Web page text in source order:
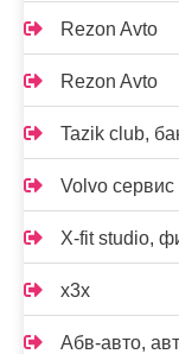
Rezon Avto
Rezon Avto
Tazik club,
Volvo
X-fit studio,
x3x
Абв-авто,